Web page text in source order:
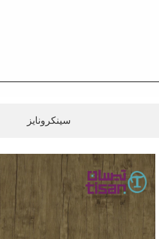
سینکرونایز